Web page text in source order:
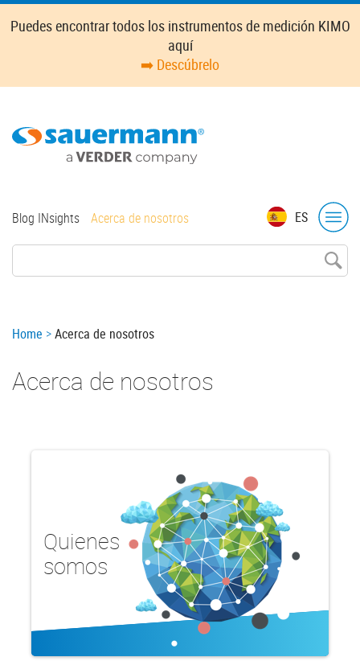
Skip
Puedes encontrar todos los instrumentos de medición KIMO
aquí
➡️ Descúbrelo
ES
Top
Blog INsights Acerca de nosotros
Breadcrumb
Home Acerca de nosotros
Acerca de nosotros
Quienes
somos